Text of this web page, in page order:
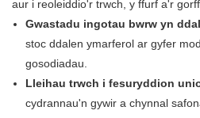
aur i reoleiddio'r trwch, y ffurf a'r
Gwastadu ingotau bwrw yn
stoc ddalen ymarferol ar gyfer
gosodiadau.
Lleihau trwch i fesuryddion
cydrannau'n gywir a chynnal